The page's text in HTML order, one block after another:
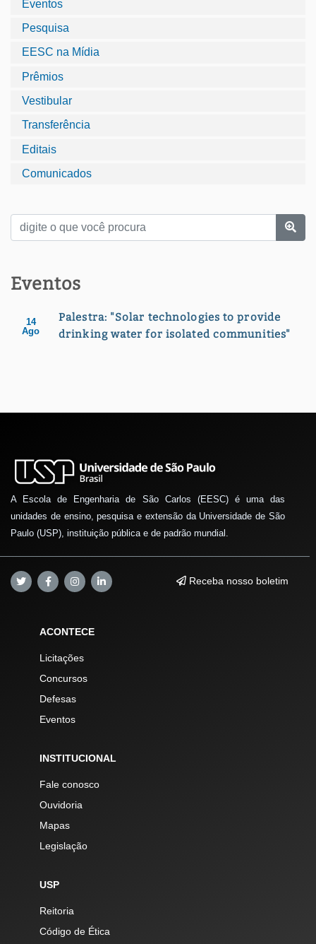
Eventos
Pesquisa
EESC na Mídia
Prêmios
Vestibular
Transferência
Editais
Comunicados
Eventos
14
Ago
Palestra: "Solar technologies to provide
drinking water for isolated communities"
A Escola de Engenharia de São Carlos (EESC) é uma das
unidades de ensino, pesquisa e extensão da Universidade de São
Paulo (USP), instituição pública e de padrão mundial.
Receba nosso boletim
ACONTECE
Licitações
Concursos
Defesas
Eventos
INSTITUCIONAL
Fale conosco
Ouvidoria
Mapas
Legislação
USP
Reitoria
Código de Ética